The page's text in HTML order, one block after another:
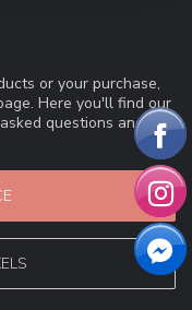
or your purchase,
Here you'll find our
questions and